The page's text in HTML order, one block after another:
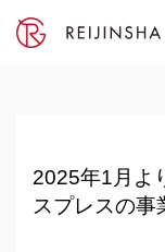
2025年1月よ
スプレスの事